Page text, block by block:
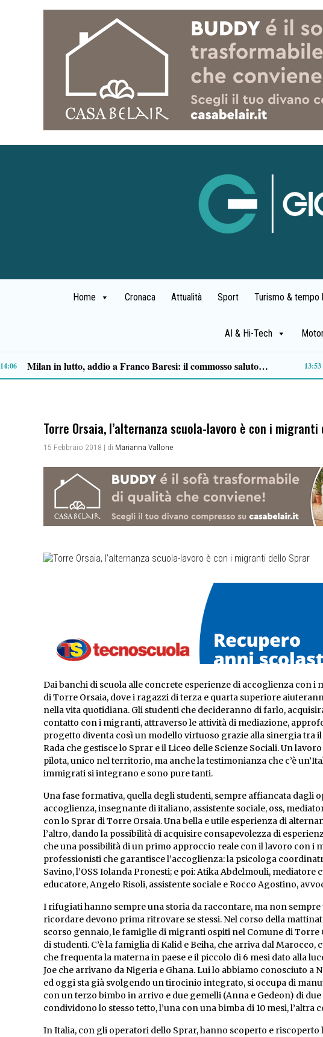
Home Cronaca Attualità Sport Turismo & tempo
AI & Hi-Tech
Mobilità sostenibile, Baronissi conquista il primo posto in graduatoria per lo scuolabus elettrico
Torre Orsaia, l’alternanza scuola-lavoro è con i migranti
15 Febbraio 2018 | di Marianna Vallone
Dai banchi di scuola alle concrete esperienze di accoglienza con i
di Torre Orsaia, dove i ragazzi di terza e quarta superiore
nella vita quotidiana. Gli studenti che decideranno di farlo,
contatto con i migranti, attraverso le attività di mediazione,
progetto diventa così un modello virtuoso grazie alla sinergia tra il
Rada che gestisce lo Sprar e il Liceo delle Scienze Sociali. Un
pilota, unico nel territorio, ma anche la testimonianza che c’è
immigrati si integrano e sono pure tanti.
Una fase formativa, quella degli studenti, sempre affiancata dagli
accoglienza, insegnante di italiano, assistente sociale, oss,
con lo Sprar di Torre Orsaia.Una bella e utile esperienza di
l’altro, dando la possibilità di acquisire consapevolezza di
che una possibilità di un primo approccio reale con il lavoro con i
professionisti che garantisce l’accoglienza: la psicologa
Savino, l’OSS Iolanda Pronesti; e poi: Atika Abdelmouli,
educatore, Angelo Risoli, assistente sociale e Rocco Agostino,
I rifugiati hanno sempre una storia da raccontare, ma non
ricordare devono prima ritrovare se stessi. Nel corso della
scorso gennaio, le famiglie di migranti ospiti nel Comune di
di studenti. C’è la famiglia di Kalid e Beiha, che arriva dal
che frequenta la materna in paese e il piccolo di 6 mesi dato alla
Joe che arrivano da Nigeria e Ghana. Lui lo abbiamo conosciuto a
ed oggi sta già svolgendo un tirocinio integrato, si occupa di
con un terzo bimbo in arrivo e due gemelli (Anna e Gedeon) di
condividono lo stesso tetto, l’una con una bimba di 10 mesi, l’altra
In Italia, con gli operatori dello Sprar, hanno scoperto e